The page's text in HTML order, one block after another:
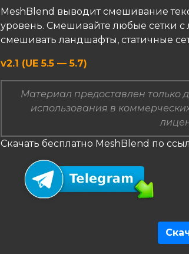
MeshBlend выводит смешивание
уровень. Смешивайте любые сетки
смешивать ландшафты, статичные
v2.1 (UE 5.5 — 5.7)
Материал предоставлен только
использования в
Скачать бесплатно MeshBlend по